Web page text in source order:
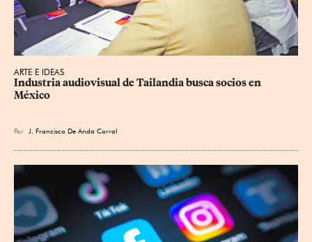
ARTE E IDEAS
Industria audiovisual de Tailandia busca socios en
México
Por J. Francisco De Anda Corral